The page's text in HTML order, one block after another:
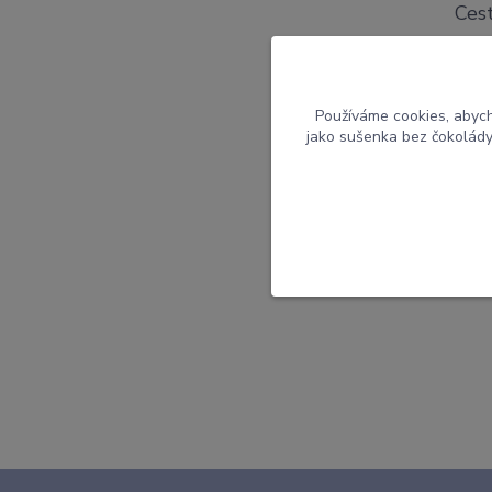
od
Používáme cookies,
jako sušenka bez